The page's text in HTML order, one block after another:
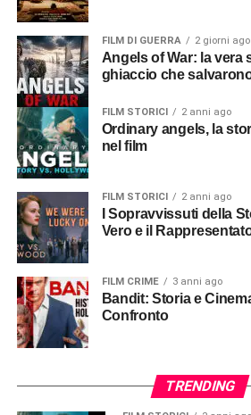
FILM DI GUERRA 2 giorni ago
Angels of War: la vera storia dei velisti sul
ghiaccio che
FILM STORICI 2 anni ago
Ordinary angels, la storia vera e gli errori
nel film
FILM STORICI 2 anni ago
Vero e il
FILM CRIME 3 anni ago
Bandit: Storia e Cinematografia a
Confronto
TRENDING